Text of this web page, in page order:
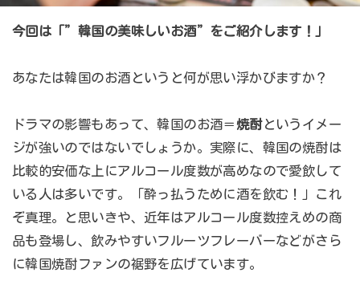
今回は「”韓国の美味しいお酒”をご紹介します！」
あなたは韓国のお酒というと何が思い浮かびますか？
ドラマの影響もあって、韓国のお酒＝焼酎というイメー
ジが強いのではないでしょうか。実際に、韓国の焼酎は
比較的安価な上にアルコール度数が高めなので愛飲して
いる人は多いです。「酔っ払うために酒を飲む！」これ
ぞ真理。と思いきや、近年はアルコール度数控えめの商
品も登場し、飲みやすいフルーツフレーバーなどがさら
に韓国焼酎ファンの裾野を広げています。